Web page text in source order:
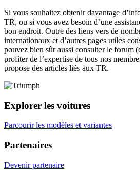
Si vous souhaitez obtenir davantage
TR, ou si vous avez besoin d’une
bon endroit. Outre des liens vers de
internationaux et d’autres pages utiles
pouvez bien sûr aussi consulter le forum
profiter de l’expertise de tous nos
propose des articles liés aux TR.
Explorer les voitures
Parcourir les modèles et variantes
Partenaires
Devenir partenaire